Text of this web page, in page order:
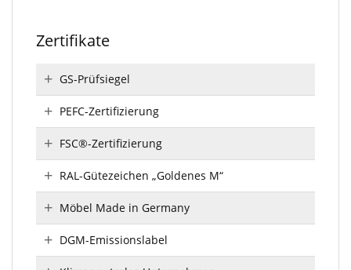
Zertifikate
GS-Prüfsiegel
PEFC-Zertifizierung
FSC®-Zertifizierung
RAL-Gütezeichen „Goldenes M“
Möbel Made in Germany
DGM-Emissionslabel